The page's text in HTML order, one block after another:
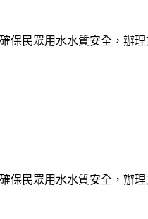
保民眾用水水質安全，辦
保民眾用水水質安全，辦